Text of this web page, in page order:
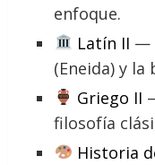
enfoque.
Latín II —
(Eneida) y la
Griego II
filosofía
Historia